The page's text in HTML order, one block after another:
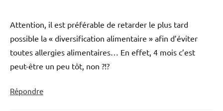
Attention, il est préférable de retarder le plus tard
possible la « diversification alimentaire » afin d’éviter
toutes allergies alimentaires… En effet, 4 mois c’est
peut-être un peu tôt, non ?!?
Répondre